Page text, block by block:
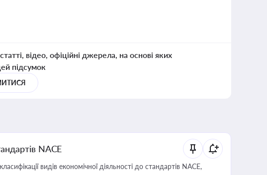
відео, офіційні джерела, на основі яких
підсумок
NACE
видів економічної діяльності до стандартів NACE,